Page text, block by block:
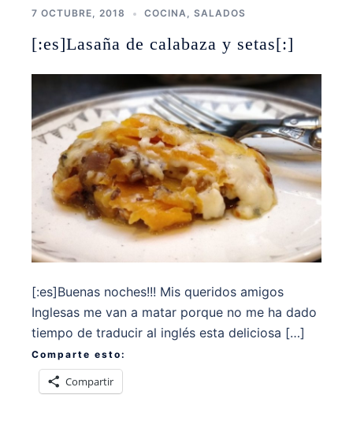
7 OCTUBRE, 2018 COCINA, SALADOS
[:es]Lasaña de calabaza y setas[:]
[:es]Buenas noches!!! Mis queridos amigos
Inglesas me van a matar porque no me ha dado
tiempo de traducir al inglés esta deliciosa […]
Comparte esto:
Compartir